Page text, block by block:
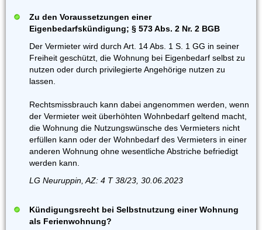
Zu den Voraussetzungen einer
Eigenbedarfskündigung; § 573 Abs. 2 Nr. 2 BGB
Der Vermieter wird durch Art. 14 Abs. 1 S. 1 GG in seiner
Freiheit geschützt, die Wohnung bei Eigenbedarf selbst zu
nutzen oder durch privilegierte Angehörige nutzen zu
lassen.
Rechtsmissbrauch kann dabei angenommen werden, wenn
der Vermieter weit überhöhten Wohnbedarf geltend macht,
die Wohnung die Nutzungswünsche des Vermieters nicht
erfüllen kann oder der Wohnbedarf des Vermieters in einer
anderen Wohnung ohne wesentliche Abstriche befriedigt
werden kann.
LG Neuruppin, AZ: 4 T 38/23, 30.06.2023
Kündigungsrecht bei Selbstnutzung einer Wohnung
als Ferienwohnung?